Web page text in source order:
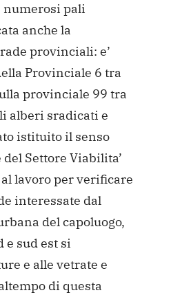
numerosi pali
anche la
provinciali: e’
Provinciale 6 tra
provinciale 99 tra
alberi sradicati e
istituito il senso
Settore Viabilita’
lavoro per verificare
interessate dal
del capoluogo,
e sud est si
e alle vetrate e
di questa